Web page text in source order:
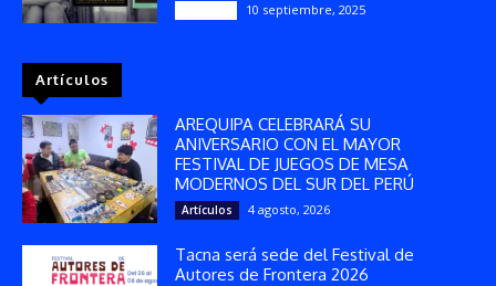
10 septiembre, 2025
Artículos
AREQUIPA CELEBRARÁ SU
ANIVERSARIO CON EL MAYOR
FESTIVAL DE JUEGOS DE MESA
MODERNOS DEL SUR DEL PERÚ
Artículos 4 agosto, 2026
Tacna será sede del Festival de
Autores de Frontera 2026